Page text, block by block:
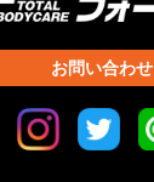
お問い合わせ